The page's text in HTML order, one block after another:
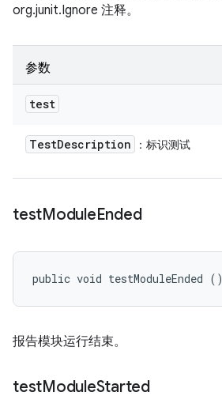
org.junit.Ignore 注释。
参数
test
TestDescription ：标识测试
testModuleEnded
public void testModuleEnded ()
报告模块运行结束。
testModuleStarted